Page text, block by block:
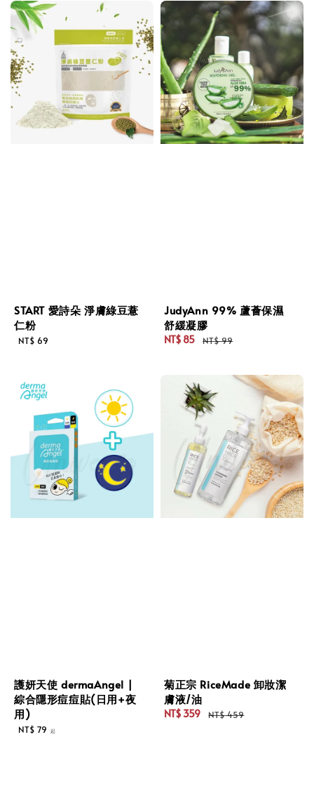
START 愛詩朵 淨膚綠豆薏
仁粉
Regular
NT$ 69
JudyAnn 99% 蘆薈保濕
舒緩凝膠
NT$ 85
NT$ 99
護妍天使 dermaAngel |
綜合隱形痘痘貼(日用+夜
用)
Regular
NT$ 79 起
菊正宗 RiceMade 卸妝潔
膚液/油
NT$ 359
NT$ 459